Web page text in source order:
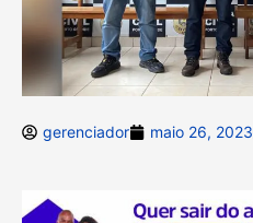
gerenciador maio 26, 2023